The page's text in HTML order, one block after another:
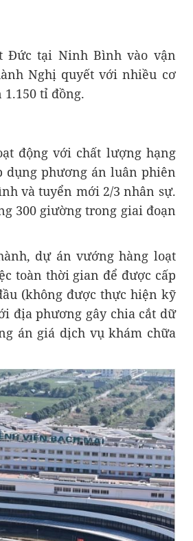
Đức tại Ninh Bình vào vận
Nghị quyết với nhiều cơ
1.150 tỉ đồng.
động với chất lượng hạng
dụng phương án luân phiên
và tuyển mới 2/3 nhân sự.
300 giường trong giai đoạn
dự án vướng hàng loạt
toàn thời gian để được cấp
(không được thực hiện kỹ
địa phương gây chia cắt dữ
án giá dịch vụ khám chữa